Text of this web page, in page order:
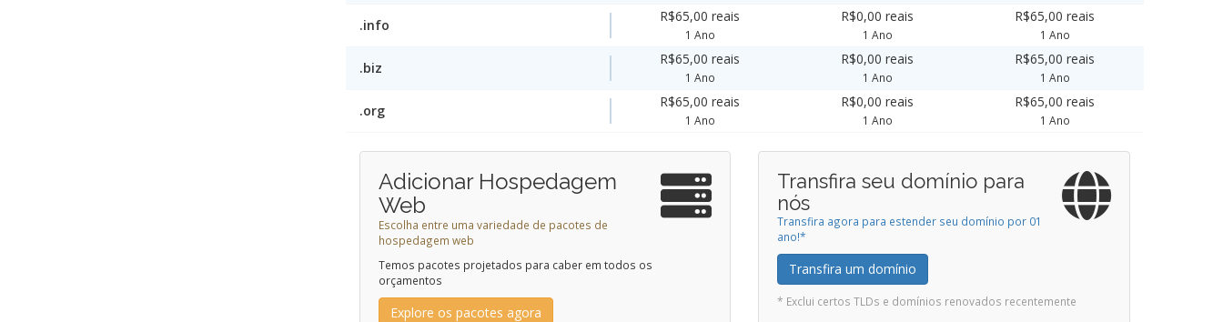
.info
R$65,00 reais
1 Ano
R$0,00 reais
1 Ano
R$65,00 reais
1 Ano
.biz
R$65,00 reais
1 Ano
R$0,00 reais
1 Ano
R$65,00 reais
1 Ano
.org
R$65,00 reais
1 Ano
R$0,00 reais
1 Ano
R$65,00 reais
1 Ano
Adicionar Hospedagem
Web
Escolha entre uma variedade de pacotes de
hospedagem web
Temos pacotes projetados para caber em todos os
orçamentos
Explore os pacotes agora
Transfira seu domínio para
nós
Transfira agora para estender seu domínio por 01
ano!*
Transfira um domínio
* Exclui certos TLDs e domínios renovados recentemente